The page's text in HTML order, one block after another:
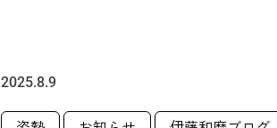
2025.8.9